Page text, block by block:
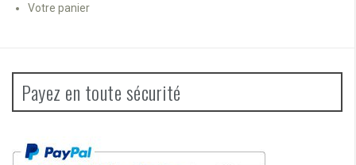
Votre panier
Payez en toute sécurité